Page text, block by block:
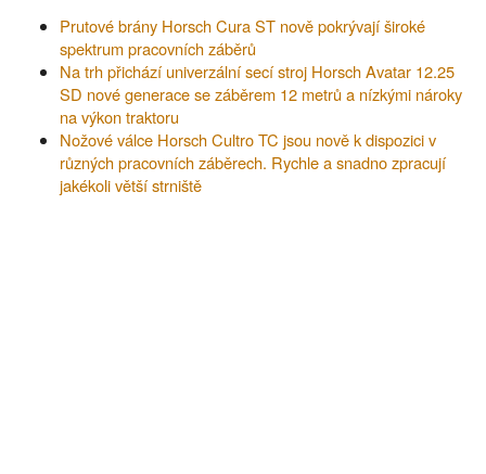
Prutové brány Horsch Cura ST nově pokrývají široké
spektrum pracovních záběrů
Na trh přichází univerzální secí stroj Horsch Avatar 12.25
SD nové generace se záběrem 12 metrů a nízkými nároky
na výkon traktoru
Nožové válce Horsch Cultro TC jsou nově k dispozici v
různých pracovních záběrech. Rychle a snadno zpracují
jakékoli větší strniště